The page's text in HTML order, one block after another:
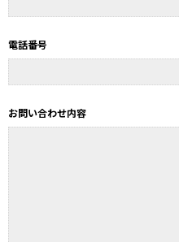
電話番号
お問い合わせ内容